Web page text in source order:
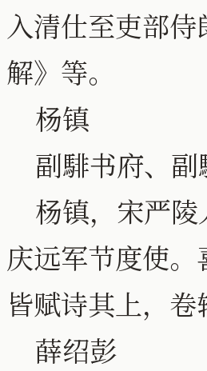
入清仕至吏部
解》等。
杨镇
副騑书府、副
杨镇，宋严陵
庆远军节度使
皆赋诗其上，
薛绍彭